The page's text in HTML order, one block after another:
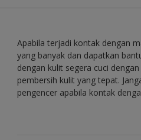
Apabila terjadi kontak dengan
yang banyak dan dapatkan
dengan kulit segera cuci
pembersih kulit yang tepat.
pengencer apabila kontak